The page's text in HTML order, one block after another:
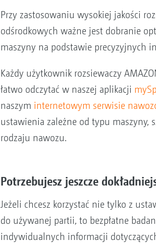
Przy zastosowaniu wysokiej jakości
odśrodkowych ważne jest dobranie
maszyny na podstawie precyzyjnych
Każdy użytkownik rozsiewaczy
łatwo odczytać w naszej aplikacji
naszym internetowym serwisie
ustawienia zależne od typu maszyny,
rodzaju nawozu.
Potrzebujesz jeszcze
Jeżeli chcesz korzystać nie tylko z
do używanej partii, to bezpłatne
indywidualnych informacji